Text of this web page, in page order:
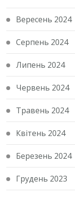
Вересень 2024
Серпень 2024
Липень 2024
Червень 2024
Травень 2024
Квітень 2024
Березень 2024
Грудень 2023